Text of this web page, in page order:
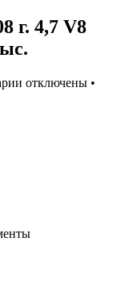
г. 4,7 V8
отключены •